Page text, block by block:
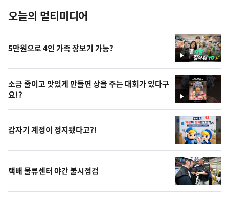
오늘의 멀티미디어
영
상
5만원으로 4인 가족 장보기 가능?
영
상
소금 줄이고 맛있게 만들면 상을 주는 대회가 있다구
요!?
갑자기 계정이 정지됐다고?!
택배 물류센터 야간 불시점검